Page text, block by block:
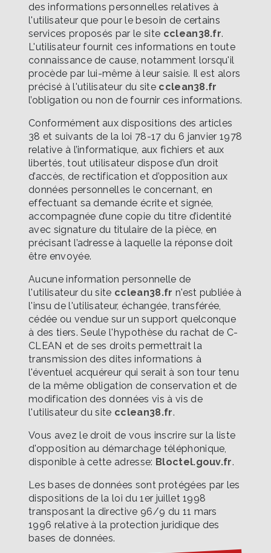
des informations personnelles relatives à
l'utilisateur que pour le besoin de certains
services proposés par le site cclean38.fr.
L'utilisateur fournit ces informations en toute
connaissance de cause, notamment lorsqu'il
procède par lui-même à leur saisie. Il est alors
précisé à l'utilisateur du site cclean38.fr
l’obligation ou non de fournir ces informations.
Conformément aux dispositions des articles
38 et suivants de la loi 78-17 du 6 janvier 1978
relative à l’informatique, aux fichiers et aux
libertés, tout utilisateur dispose d’un droit
d’accès, de rectification et d’opposition aux
données personnelles le concernant, en
effectuant sa demande écrite et signée,
accompagnée d’une copie du titre d’identité
avec signature du titulaire de la pièce, en
précisant l’adresse à laquelle la réponse doit
être envoyée.
Aucune information personnelle de
l'utilisateur du site cclean38.fr n'est publiée à
l'insu de l'utilisateur, échangée, transférée,
cédée ou vendue sur un support quelconque
à des tiers. Seule l'hypothèse du rachat de C-
CLEAN et de ses droits permettrait la
transmission des dites informations à
l'éventuel acquéreur qui serait à son tour tenu
de la même obligation de conservation et de
modification des données vis à vis de
l'utilisateur du site cclean38.fr.
Vous avez le droit de vous inscrire sur la liste
d'opposition au démarchage téléphonique,
disponible à cette adresse: Bloctel.gouv.fr.
Les bases de données sont protégées par les
dispositions de la loi du 1er juillet 1998
transposant la directive 96/9 du 11 mars
1996 relative à la protection juridique des
bases de données.